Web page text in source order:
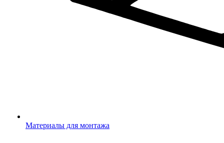
Материалы для монтажа